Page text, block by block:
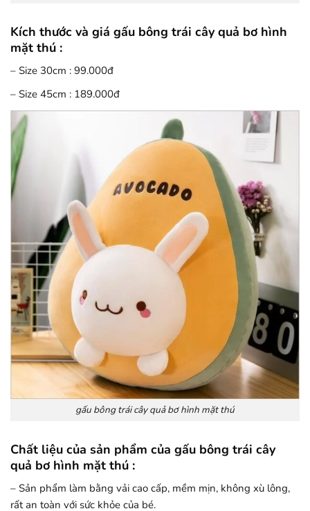
Kích thước và giá gấu bông trái cây quả bơ hình
mặt thú :
– Size 30cm : 99.000đ
– Size 45cm : 189.000đ
gấu bông trái cây quả bơ hình mặt thú
Chất liệu của sản phẩm của gấu bông trái cây
quả bơ hình mặt thú :
– Sản phẩm làm bằng vải cao cấp, mềm mịn, không xù lông,
rất an toàn với sức khỏe của bé.